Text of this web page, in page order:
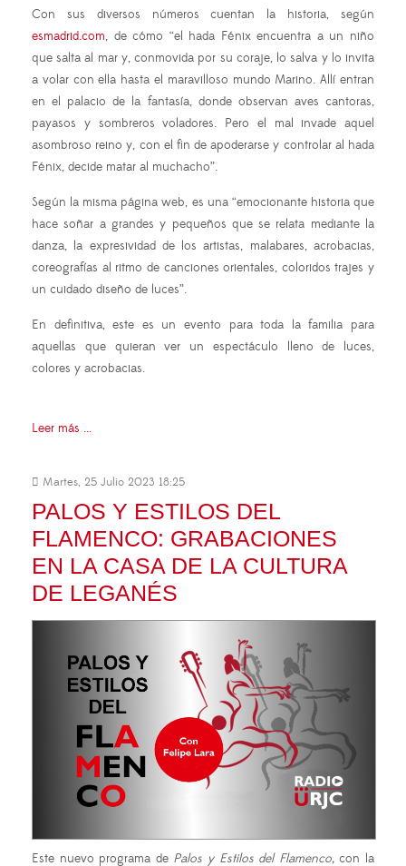
Con sus diversos números cuentan la historia, según
esmadrid.com, de cómo “el hada Fénix encuentra a un niño
que salta al mar y, conmovida por su coraje, lo salva y lo invita
a volar con ella hasta el maravilloso mundo Marino. Allí entran
en el palacio de la fantasía, donde observan aves cantoras,
payasos y sombreros voladores. Pero el mal invade aquel
asombroso reino y, con el fin de apoderarse y controlar al hada
Fénix, decide matar al muchacho”.
Según la misma página web, es una “emocionante historia que
hace soñar a grandes y pequeños que se relata mediante la
danza, la expresividad de los artistas, malabares, acrobacias,
coreografías al ritmo de canciones orientales, coloridos trajes y
un cuidado diseño de luces”.
En definitiva, este es un evento para toda la familia para
aquellas que quieran ver un espectáculo lleno de luces,
colores y acrobacias.
Leer más ...
Martes, 25 Julio 2023 18:25
PALOS Y ESTILOS DEL
FLAMENCO: GRABACIONES
EN LA CASA DE LA CULTURA
DE LEGANÉS
Este nuevo programa de Palos y Estilos del Flamenco,con la